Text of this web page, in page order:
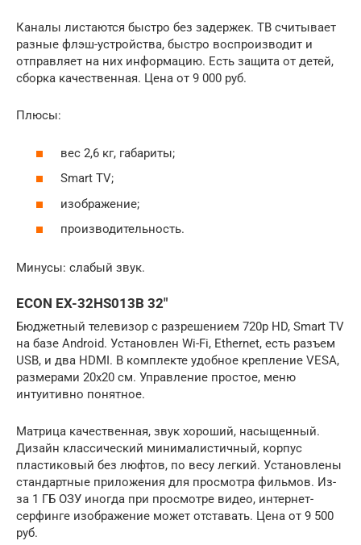
Каналы листаются быстро без задержек. ТВ считывает
разные флэш-устройства, быстро воспроизводит и
отправляет на них информацию. Есть защита от детей,
сборка качественная. Цена от 9 000 руб.
Плюсы:
вес 2,6 кг, габариты;
Smart TV;
изображение;
производительность.
Минусы: слабый звук.
ECON EX-32HS013B 32″
Бюджетный телевизор с разрешением 720p HD, Smart TV
на базе Android. Установлен Wi-Fi, Ethernet, есть разъем
USB, и два HDMI. В комплекте удобное крепление VESA,
размерами 20х20 см. Управление простое, меню
интуитивно понятное.
Матрица качественная, звук хороший, насыщенный.
Дизайн классический минималистичный, корпус
пластиковый без люфтов, по весу легкий. Установлены
стандартные приложения для просмотра фильмов. Из-
за 1 ГБ ОЗУ иногда при просмотре видео, интернет-
серфинге изображение может отставать. Цена от 9 500
руб.